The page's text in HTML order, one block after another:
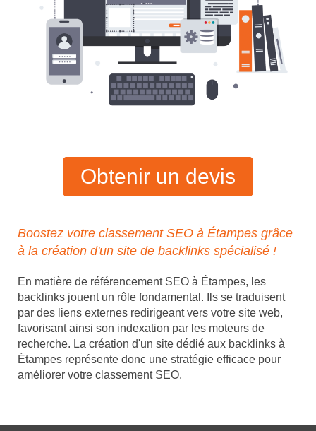
Obtenir un devis
Boostez votre classement SEO à Étampes grâce
à la création d'un site de backlinks spécialisé !
En matière de référencement SEO à Étampes, les
backlinks jouent un rôle fondamental. Ils se traduisent
par des liens externes redirigeant vers votre site web,
favorisant ainsi son indexation par les moteurs de
recherche. La création d'un site dédié aux backlinks à
Étampes représente donc une stratégie efficace pour
améliorer votre classement SEO.